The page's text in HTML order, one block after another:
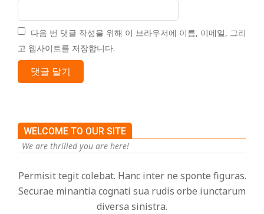
다음 번 댓글 작성을 위해 이 브라우저에 이름, 이메일, 그리
고 웹사이트를 저장합니다.
WELCOME TO OUR SITE
We are thrilled you are here!
Permisit tegit colebat. Hanc inter ne sponte figuras.
Securae minantia cognati sua rudis orbe iunctarum
diversa sinistra.